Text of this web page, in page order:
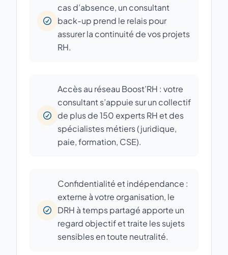
cas d’absence, un consultant
back-up prend le relais pour
assurer la continuité de vos projets
RH.
Accès au réseau Boost’RH : votre
consultant s’appuie sur un collectif
de plus de 150 experts RH et des
spécialistes métiers (juridique,
paie, formation, CSE).
Confidentialité et indépendance :
externe à votre organisation, le
DRH à temps partagé apporte un
regard objectif et traite les sujets
sensibles en toute neutralité.